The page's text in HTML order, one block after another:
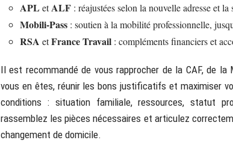
APL etALF : réajustées selon la nouvelle adresse et
Mobili-Pass : soutien à la mobilité professionnelle,
RSA etFrance Travail : compléments financiers et
Il est recommandé de vous rapprocher de la CAF, de
vous en êtes, réunir les bons justificatifs et maximiser
conditions : situation familiale, ressources, statut
rassemblez les pièces nécessaires et articulez
changement de domicile.